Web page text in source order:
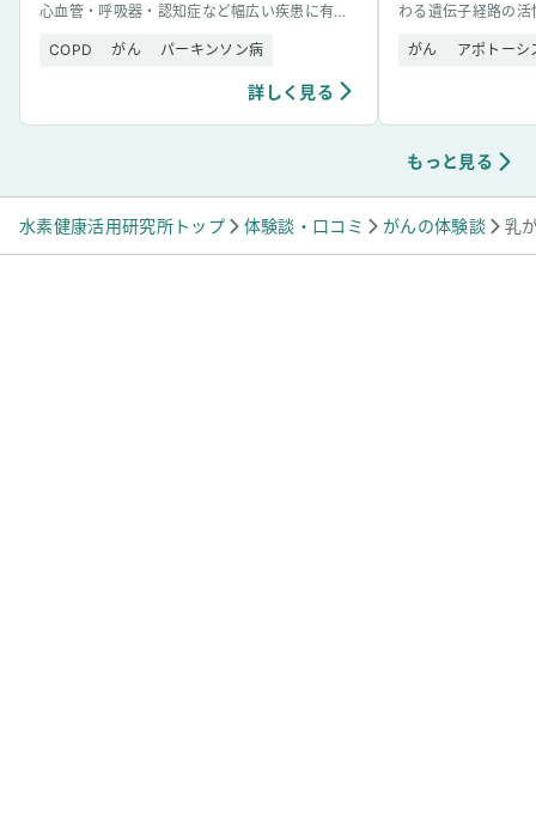
心血管・呼吸器・認知症など幅広い疾患に有望
COPD
がん パーキンソン病
詳しく見る
わる遺伝子経路の
がん
アポトーシ
もっと見る
水素健康活用研究所トップ 体験談・口コミ がんの体験談 乳